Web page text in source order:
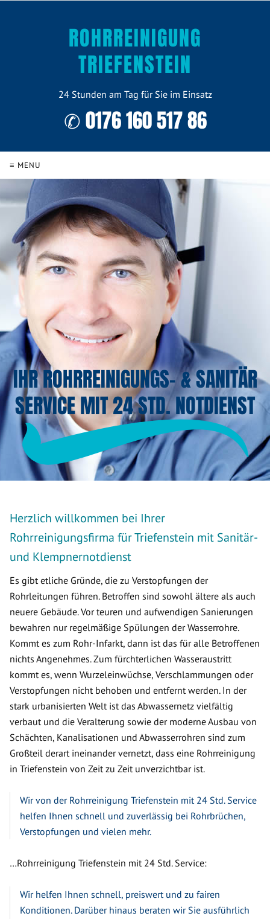
ROHRREINIGUNG
TRIEFENSTEIN
24 Stunden am Tag für Sie im Einsatz
✆ 0176 160 517 86
≡ MENU
IHR ROHRREINIGUNGS- & SANITÄR
SERVICE MIT 24 STD. NOTDIENST
Herzlich willkommen bei Ihrer
Rohrreinigungsfirma für Triefenstein mit Sanitär-
und Klempnernotdienst
Es gibt etliche Gründe, die zu Verstopfungen der
Rohrleitungen führen. Betroffen sind sowohl ältere als auch
neuere Gebäude. Vor teuren und aufwendigen Sanierungen
bewahren nur regelmäßige Spülungen der Wasserrohre.
Kommt es zum Rohr-Infarkt, dann ist das für alle Betroffenen
nichts Angenehmes. Zum fürchterlichen Wasseraustritt
kommt es, wenn Wurzeleinwüchse, Verschlammungen oder
Verstopfungen nicht behoben und entfernt werden. In der
stark urbanisierten Welt ist das Abwassernetz vielfältig
verbaut und die Veralterung sowie der moderne Ausbau von
Schächten, Kanalisationen und Abwasserrohren sind zum
Großteil derart ineinander vernetzt, dass eine Rohrreinigung
in Triefenstein von Zeit zu Zeit unverzichtbar ist.
Wir von der Rohrreinigung Triefenstein mit 24 Std. Service
helfen Ihnen schnell und zuverlässig bei Rohrbrüchen,
Verstopfungen und vielen mehr.
…Rohrreinigung Triefenstein mit 24 Std. Service:
Wir helfen Ihnen schnell, preiswert und zu fairen
Konditionen. Darüber hinaus beraten wir Sie ausführlich